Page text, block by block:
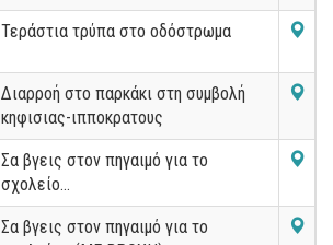
Τεράστια τρύπα στο οδόστρωμα
Διαρροή στο παρκάκι στη συμβολή
κηφισιας-ιπποκρατους
Σα βγεις στον πηγαιμό για το
σχολείο...
Σα βγεις στον πηγαιμό για το